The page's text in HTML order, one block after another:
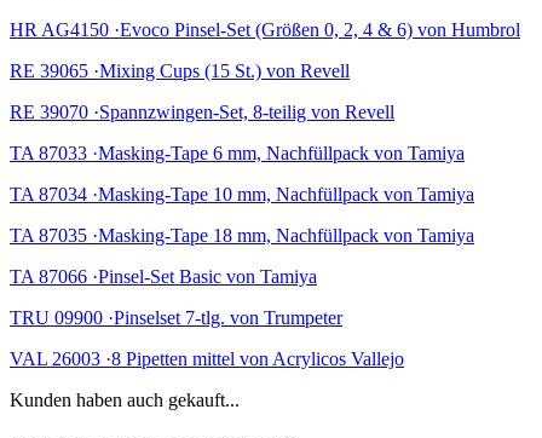
HR AG4150 ·Evoco Pinsel-Set (Größen 0, 2, 4 & 6) von Humbrol
RE 39065 ·Mixing Cups (15 St.) von Revell
RE 39070 ·Spannzwingen-Set, 8-teilig von Revell
TA 87033 ·Masking-Tape 6 mm, Nachfüllpack von Tamiya
TA 87034 ·Masking-Tape 10 mm, Nachfüllpack von Tamiya
TA 87035 ·Masking-Tape 18 mm, Nachfüllpack von Tamiya
TA 87066 ·Pinsel-Set Basic von Tamiya
TRU 09900 ·Pinselset 7-tlg. von Trumpeter
VAL 26003 ·8 Pipetten mittel von Acrylicos Vallejo
Kunden haben auch gekauft...